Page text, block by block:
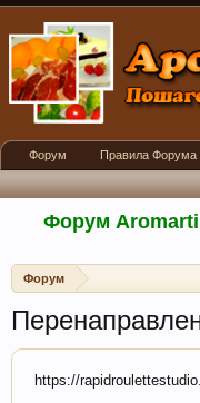
Форум
Форум
https://
Форум Правила Форума